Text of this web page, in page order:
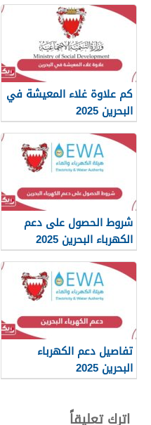
كم علاوة غلاء المعيشة في
البحرين 2025
شروط الحصول على دعم
الكهرباء البحرين 2025
تفاصيل دعم الكهرباء
البحرين 2025
اترك تعليقاً